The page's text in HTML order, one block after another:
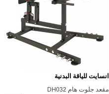
انسايت للياقة البدنية
مقعد جلوت هام DH032